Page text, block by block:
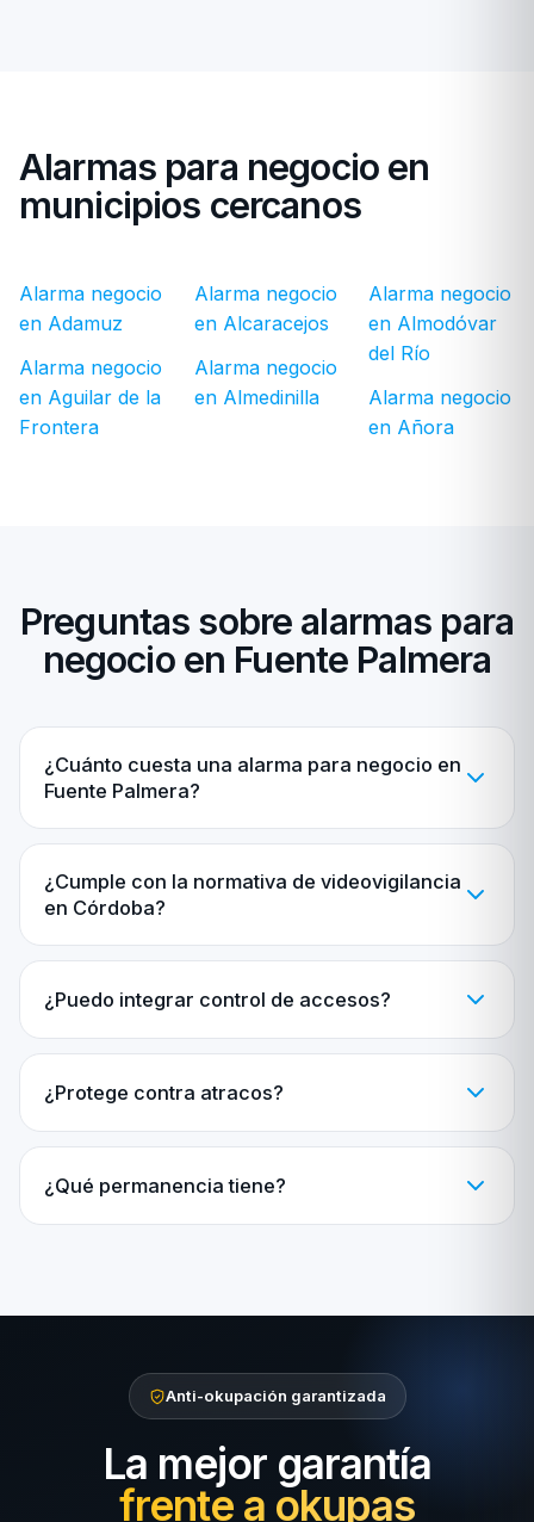
Alarmas para negocio en
municipios cercanos
Alarma negocio
en Adamuz
Alarma negocio
en Aguilar de la
Frontera
Alarma negocio
en Alcaracejos
Alarma negocio
en Almedinilla
Alarma negocio
en Almodóvar
del Río
Alarma negocio
en Añora
Preguntas sobre alarmas para
negocio en Fuente Palmera
¿Cuánto cuesta una alarma para negocio en
Fuente Palmera?
¿Cumple con la normativa de videovigilancia
en Córdoba?
¿Puedo integrar control de accesos?
¿Protege contra atracos?
¿Qué permanencia tiene?
Anti-okupación garantizada
La mejor garantía
frente a okupas